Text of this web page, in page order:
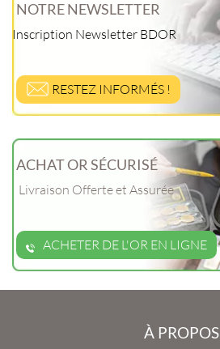
NOTRE NEWSLETTER
Inscription Newsletter BDOR
RESTEZ INFORMÉS !
ACHAT OR SÉCURISÉ
Livraison Offerte et Assurée
ACHETER DE L'OR EN LIGNE
À PROPOS